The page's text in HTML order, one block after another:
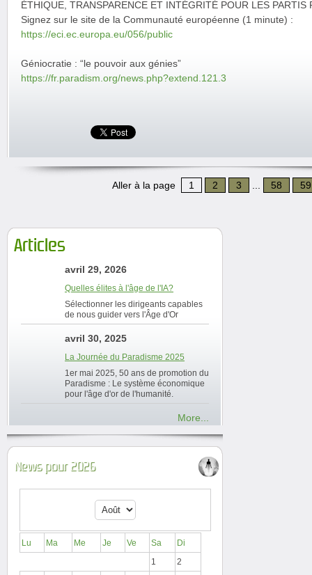
ÉTHIQUE, TRANSPARENCE ET INTÉGRITÉ POUR LES PARTIS
Signez sur le site de la Communauté européenne (1 minute) :
https://eci.ec.europa.eu/056/public
Géniocratie : “le pouvoir aux génies”
https://fr.paradism.org/news.php?extend.121.3
Aller à la page 1 2 3 58 59
Articles
avril 29, 2026
Quelles élites à l'âge de l'IA?
Sélectionner les dirigeants capables
de nous guider vers l'Âge d'Or
avril 30, 2025
La Journée du Paradisme 2025
1er mai 2025, 50 ans de promotion du
Paradisme : Le système économique
pour l'âge d'or de l'humanité.
More...
News pour 2026
Lu Ma Me Je Ve Sa
Di
1
2